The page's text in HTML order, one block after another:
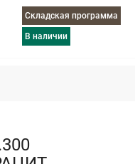
Складская программа
в наличии